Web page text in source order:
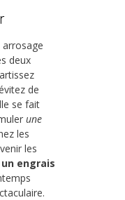
deux
de
se fait
une
les
les
engrais